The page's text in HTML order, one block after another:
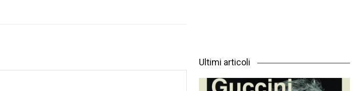
Ultimi articoli